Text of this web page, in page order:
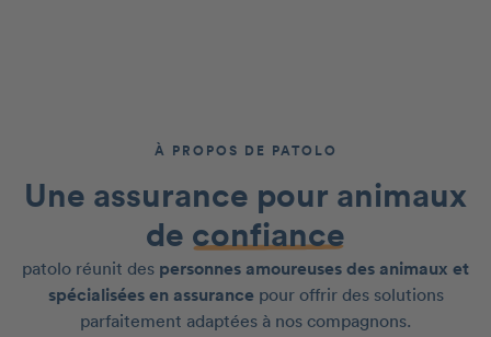
À PROPOS DE PATOLO
Une assurance pour animaux
de confiance
patolo réunit des personnes amoureuses des animaux et
spécialisées en assurance pour offrir des solutions
parfaitement adaptées à nos compagnons.